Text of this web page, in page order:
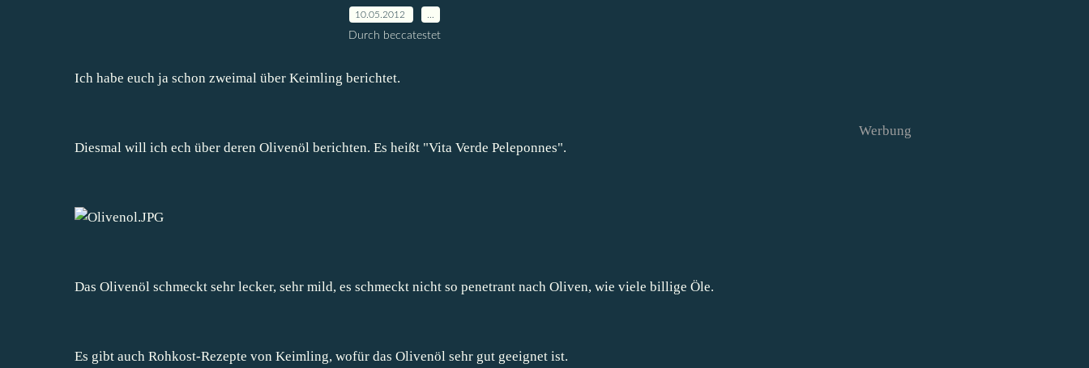
10.05.2012
Durch beccatestet
Ich habe euch ja schon zweimal über Keimling berichtet.
Diesmal will ich ech über deren Olivenöl berichten. Es heißt "Vita Verde Peleponnes".
Das Olivenöl schmeckt sehr lecker, sehr mild, es schmeckt nicht so penetrant nach Oliven, wie viele billige Öle.
Es gibt auch Rohkost-Rezepte von Keimling, wofür das Olivenöl sehr gut geeignet ist.
Werbung